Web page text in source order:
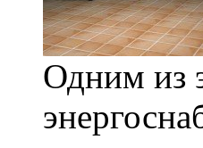
Одним из